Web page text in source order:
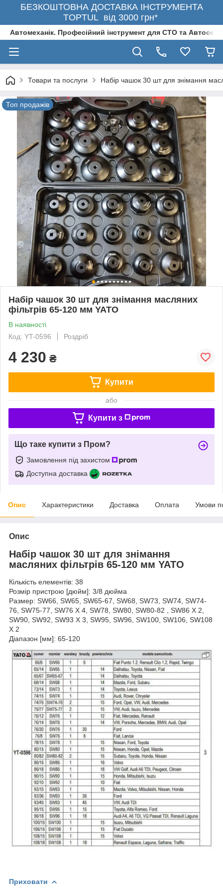
БЕЗКОШТОВНА ДОСТАВКА ІНСТРУМЕНТА
TOPTUL від 3000 грн*
Автомеханік. Професійний інструмент для СТО та
Товари та послуги Набір чашок 30 шт для знімання
Топ продажів
Набір чашок 30 шт для знімання масляних
фільтрів 65-120 мм YATO
В наявності
Код: YT-0596
Роздріб
4 230 ₴
Купити
або
Купити з
Що таке купити з Пром?
Замовлення під захистом
Доступна доставка
Опис Характеристики Доставка Оплата Умови
Опис
Набір чашок 30 шт для знімання
масляних фільтрів 65-120 мм YATO
Кількість елементів: 38
Розмір пристрою [дюйм]: 3/8 дюйма
Размер: SW66, SW65, SW65-67, SW68, SW73, SW74, SW74-
76, SW75-77, SW76 X 4, SW78, SW80, SW80-82 , SW86 X 2,
SW90, SW92, SW93 X 3, SW95, SW96, SW100, SW106, SW108
X 2
Діапазон [мм]: 65-120
Приховати